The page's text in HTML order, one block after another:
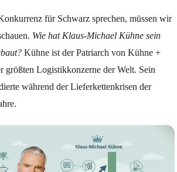
für Schwarz sprechen, müssen wir
Wie hat Klaus-Michael Kühne sein
Kühne ist der Patriarch von Kühne +
größten Logistikkonzerne der Welt. Sein
während der Lieferkettenkrisen der